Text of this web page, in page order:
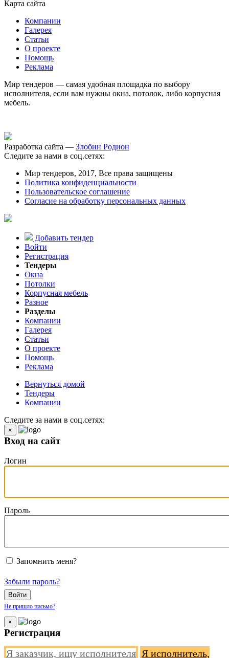
Карта сайта
Компании
Галерея
Статьи
О проекте
Помощь
Реклама
Мир тендеров — самая удобная площадка по выбору
исполнителя, если вам нужны окна, потолок, либо корпусная
мебель.
Разработка сайта — Злобин Родион
Следите за нами в соц.сетях:
Мир тендеров, 2017, Все права защищены
Политика конфиденциальности
Пользовательское соглашение
Согласие на обработку персональных данных
Добавить тендер
Войти
Регистрация
Тендеры
Окна
Потолки
Корпусная мебель
Разное
Разделы
Компании
Галерея
Статьи
О проекте
Помощь
Реклама
Вернуться домой
Тендеры
Компании
Следите за нами в соц.сетях:
×
Вход на сайт
Логин
Пароль
Запомнить меня?
Забыли пароль?
Войти
Не пришло письмо?
×
Регистрация
Я заказчик, ищу исполнителя Я исполнитель,